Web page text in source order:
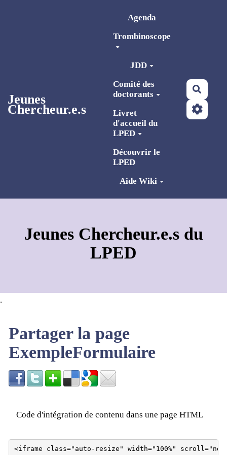
Jeunes
Chercheur.e.s
Agenda
Trombinoscope
JDD
Comité des
doctorants
Livret
d'accueil du
LPED
Découvrir le
LPED
Aide Wiki
Jeunes Chercheur.e.s du
LPED
.
Partager la page
ExempleFormulaire
Code d'intégration de contenu dans une page HTML